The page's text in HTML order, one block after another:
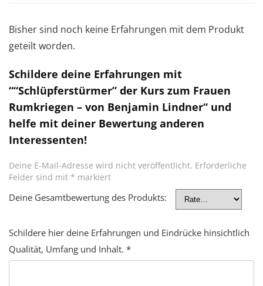
Bisher sind noch keine Erfahrungen mit dem Produkt
geteilt worden.
Schildere deine Erfahrungen mit
““Schlüpferstürmer” der Kurs zum Frauen
Rumkriegen – von Benjamin Lindner“ und
helfe mit deiner Bewertung anderen
Interessenten!
Deine E-Mail-Adresse wird nicht veröffentlicht. Erforderliche
Felder sind mit * markiert
Deine Gesamtbewertung des Produkts:
Schildere hier deine Erfahrungen und Eindrücke hinsichtlich
Qualität, Umfang und Inhalt. *